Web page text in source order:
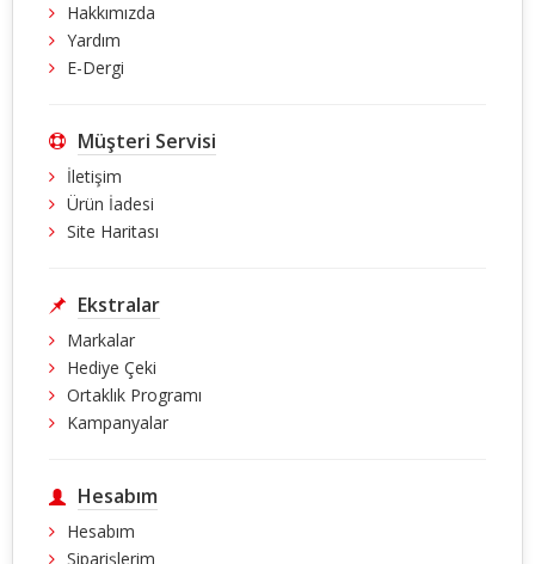
Hakkımızda
Yardım
E-Dergi
Müşteri Servisi
İletişim
Ürün İadesi
Site Haritası
Ekstralar
Markalar
Hediye Çeki
Ortaklık Programı
Kampanyalar
Hesabım
Hesabım
Siparişlerim